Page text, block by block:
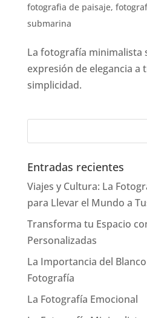
fotografia de paisaje,
submarina
La fotografía minimalista
expresión de elegancia a
simplicidad.
Entradas recientes
Viajes y Cultura: La
para Llevar el Mundo a
Transforma tu Espacio
Personalizadas
La Importancia del
Fotografía
La Fotografía Emocional